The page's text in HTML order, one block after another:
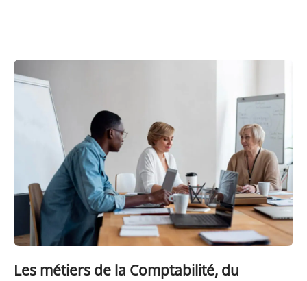
Les métiers de la Comptabilité, du